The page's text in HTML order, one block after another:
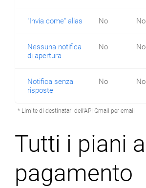
"Invia come" alias No No
Nessuna notifica
di apertura
No No
Notifica senza
risposte
No No
* Limite di destinatari dell'API Gmail per email
Tutti i piani a
pagamento